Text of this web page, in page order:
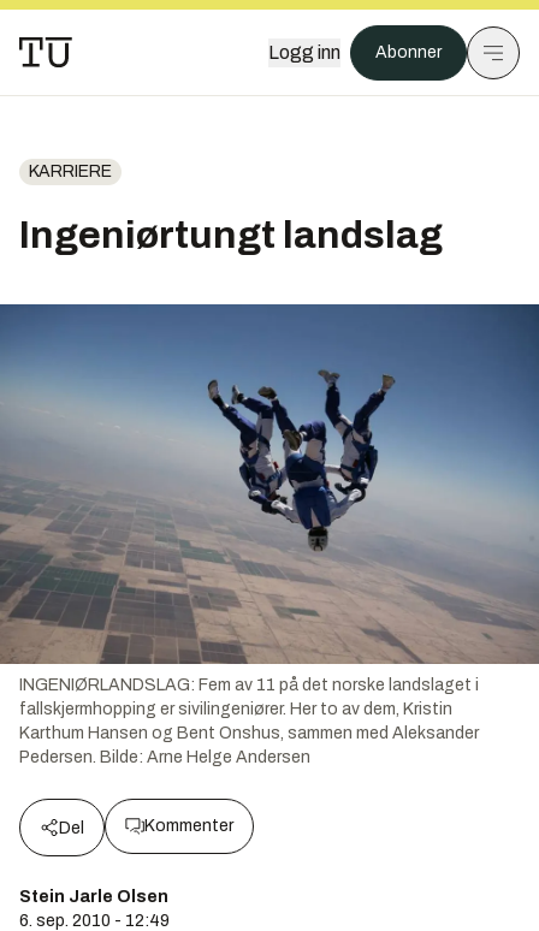
Logg inn Abonner
KARRIERE
Ingeniørtungt landslag
INGENIØRLANDSLAG: Fem av 11 på det norske landslaget i
fallskjermhopping er sivilingeniører. Her to av dem, Kristin
Karthum Hansen og Bent Onshus, sammen med Aleksander
Pedersen. Bilde: Arne Helge Andersen
Del Kommenter
Stein Jarle Olsen
6. sep. 2010 - 12:49